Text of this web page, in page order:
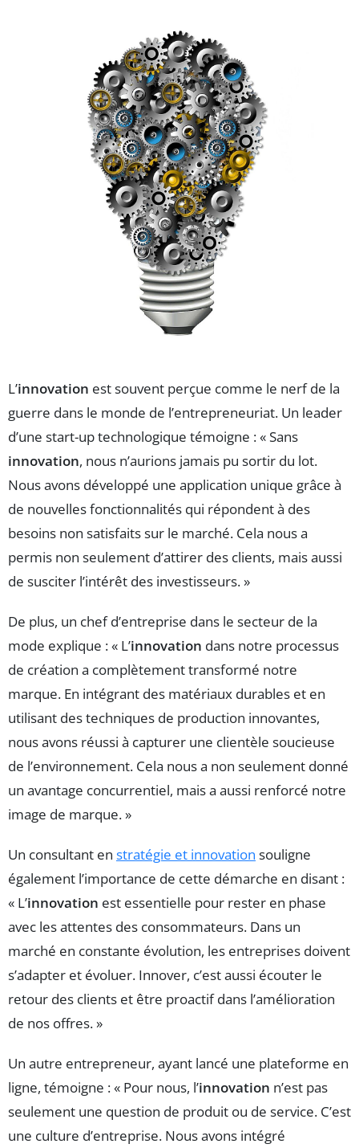
L’innovation est souvent perçue comme le nerf de la
guerre dans le monde de l’entrepreneuriat. Un leader
d’une start-up technologique témoigne : « Sans
innovation, nous n’aurions jamais pu sortir du lot.
Nous avons développé une application unique grâce à
de nouvelles fonctionnalités qui répondent à des
besoins non satisfaits sur le marché. Cela nous a
permis non seulement d’attirer des clients, mais aussi
de susciter l’intérêt des investisseurs. »
De plus, un chef d’entreprise dans le secteur de la
mode explique : « L’innovation dans notre processus
de création a complètement transformé notre
marque. En intégrant des matériaux durables et en
utilisant des techniques de production innovantes,
nous avons réussi à capturer une clientèle soucieuse
de l’environnement. Cela nous a non seulement donné
un avantage concurrentiel, mais a aussi renforcé notre
image de marque. »
Un consultant en stratégie et innovation souligne
également l’importance de cette démarche en disant :
« L’innovation est essentielle pour rester en phase
avec les attentes des consommateurs. Dans un
marché en constante évolution, les entreprises doivent
s’adapter et évoluer. Innover, c’est aussi écouter le
retour des clients et être proactif dans l’amélioration
de nos offres. »
Un autre entrepreneur, ayant lancé une plateforme en
ligne, témoigne : « Pour nous, l’innovation n’est pas
seulement une question de produit ou de service. C’est
une culture d’entreprise. Nous avons intégré